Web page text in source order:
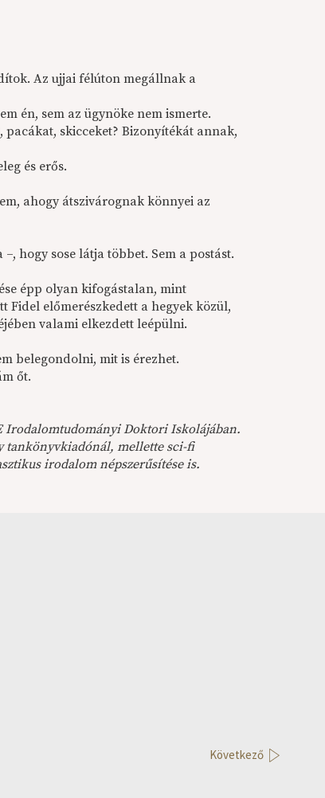
Az ujjai félúton megállnak a
én, sem az ügynöke nem ismerte.
skicceket? Bizonyítékát annak,
és erős.
ahogy átszivárognak könnyei az
hogy sose látja többet. Sem a postást.
épp olyan kifogástalan, mint
előmerészkedett a hegyek közül,
valami elkezdett leépülni.
belegondolni, mit is érezhet.
őt.
Irodalomtudományi Doktori Iskolájában.
tankönyvkiadónál, mellette sci-fi
irodalom népszerűsítése is.
Következő